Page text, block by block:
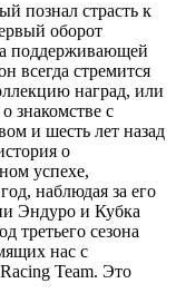
познал страсть к
оборот
поддерживающей
всегда стремится
наград, или
знакомстве с
и шесть лет назад
о
успехе,
наблюдая за его
Эндуро и Кубка
третьего сезона
нас с
Team. Это